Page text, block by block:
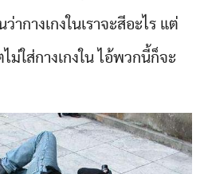
ากางเกงในเราจะสีอะไร แต่
ม่ใส่กางเกงใน ไอ้พวกนี้ก็จะ